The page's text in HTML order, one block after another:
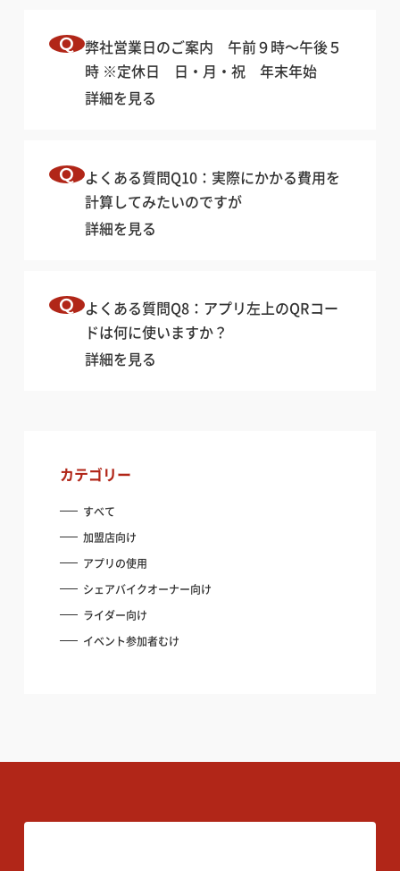
安全安心の個人間のシェア保険
貸したい・シェアしたい方
インバウンドへの対応
貸したい・シェアしたい方
弊社営業日のご案内 午前９時〜午後５
時 ※定休日 日・月・祝 年末年始
詳細を見る
よくある質問Q10：実際にかかる費用を
計算してみたいのですが
詳細を見る
よくある質問Q8：アプリ左上のQRコー
ドは何に使いますか？
詳細を見る
カテゴリー
すべて
加盟店向け
アプリの使用
シェアバイクオーナー向け
ライダー向け
イベント参加者むけ